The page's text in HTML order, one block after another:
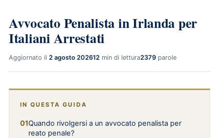
Avvocato Penalista in Irlanda per
Italiani Arrestati
Aggiornato il 2 agosto 202612 min di lettura2379 parole
IN QUESTA GUIDA
Quando rivolgersi a un avvocato penalista per
reato penale?